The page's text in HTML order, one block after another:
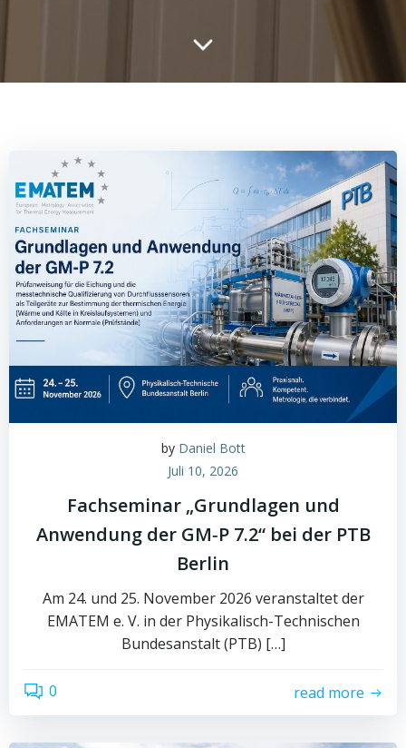
by Daniel Bott
Juli 10, 2026
Fachseminar „Grundlagen und
Anwendung der GM‑P 7.2“ bei der PTB
Berlin
Am 24. und 25. November 2026 veranstaltet der
EMATEM e. V. in der Physikalisch-Technischen
Bundesanstalt (PTB) […]
0 read more